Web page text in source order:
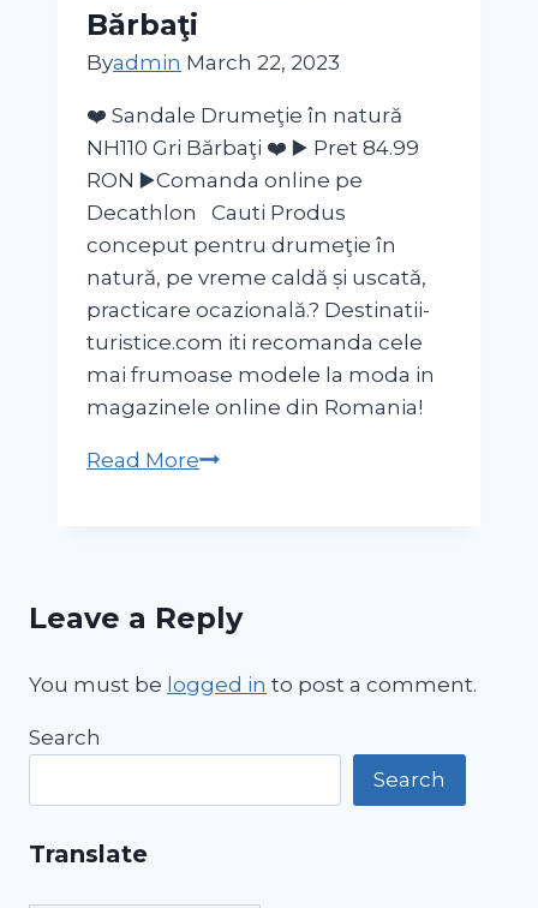
Bărbaţi
Byadmin March 22, 2023
❤️ Sandale Drumeţie în natură
NH110 Gri Bărbaţi ❤️ ▶️ Pret 84.99
RON ▶️Comanda online pe
Decathlon Cauti Produs
conceput pentru drumeţie în
natură, pe vreme caldă și uscată,
practicare ocazională.? Destinatii-
turistice.com iti recomanda cele
mai frumoase modele la moda in
magazinele online din Romania!
Read MoreSandale
Gri
Leave a Reply
You must be logged in to post a comment.
Search
Search
Translate